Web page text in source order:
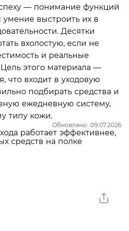
Обновлено: 09.07.2026
— понимание функций
умение выстроить их в
Десятки
вхолостую, если не
и реальные
этого материала —
что входит в уходовую
подбирать средства и
ежедневную систему,
типу кожи.